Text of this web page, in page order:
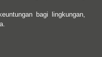
bagi lingkungan,